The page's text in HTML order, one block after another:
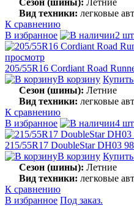
Вид техники: легковые
К сравнению
В избранное
2
просмотр
205/55R16 Cordiant Road
В корзину
Сезон (шины): Летние
Вид техники: легковые
К сравнению
В избранное
4
215/55R17 DoubleStar DH03
В корзину
Сезон (шины): Летние
Вид техники: легковые
К сравнению
В избранное Под заказ.